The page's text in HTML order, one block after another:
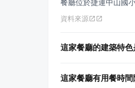
餐廳位於捷運中山國
資料來源
這家餐廳的建築特色
這家餐廳有用餐時間